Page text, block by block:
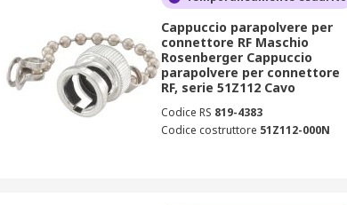
Cappuccio parapolvere per
connettore RF Maschio
Rosenberger Cappuccio
parapolvere per connettore
RF, serie 51Z112 Cavo
Codice RS 819-4383
Codice costruttore 51Z112-000N